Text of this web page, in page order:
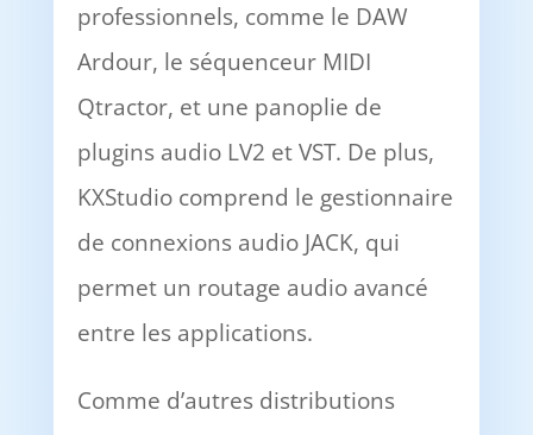
professionnels, comme le DAW
Ardour, le séquenceur MIDI
Qtractor, et une panoplie de
plugins audio LV2 et VST. De plus,
KXStudio comprend le gestionnaire
de connexions audio JACK, qui
permet un routage audio avancé
entre les applications.
Comme d’autres distributions